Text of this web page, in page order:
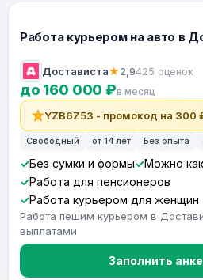
Работа курьером на авто в
Достависта★2,9425 оценок
до 160 000 ₽в месяц
YZB6Z53 - промокод на 300
Свободный от 14 лет Без опыта
Без сумки и формы
Можно
Работа для пенсионеров
Работа курьером для женщин
Работа пешим курьером в
выплатами
Заполнить